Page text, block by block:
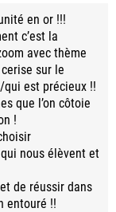
en or !!!
c’est la
avec thème
sur le
qui est précieux !!
que l’on côtoie
!
nous élèvent et
de réussir dans
entouré !!